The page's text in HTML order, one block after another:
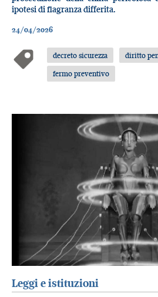
ipotesi di flagranza differita.
24/04/2026
decreto sicurezza diritto
fermo preventivo
Leggi e istituzioni